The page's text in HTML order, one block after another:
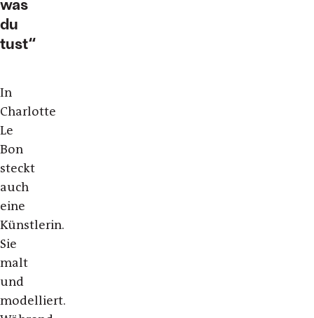
du
tust
In
Charlotte
Le
Bon
steckt
auch
eine
Künstlerin.
Sie
malt
und
modelliert.